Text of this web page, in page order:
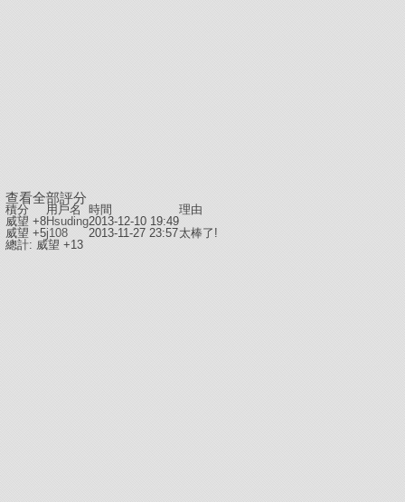
查看全部評分
積分 用戶名 時間
理由
威望 +8Hsuding2013-12-10 19:49
威望 +5j108 2013-11-27 23:57太棒了!
總計: 威望 +13